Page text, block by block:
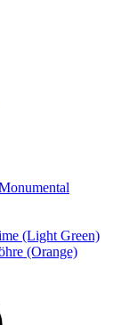
(Light Green)
(Orange)